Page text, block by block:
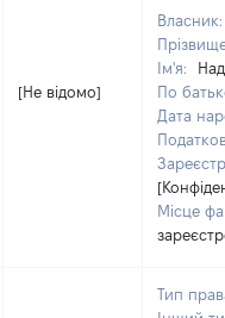
[Не відомо]
Власник:
Ім'я:
По
Дата
Місце
Тип